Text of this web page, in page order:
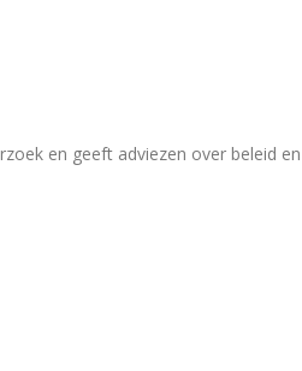
en geeft adviezen over beleid